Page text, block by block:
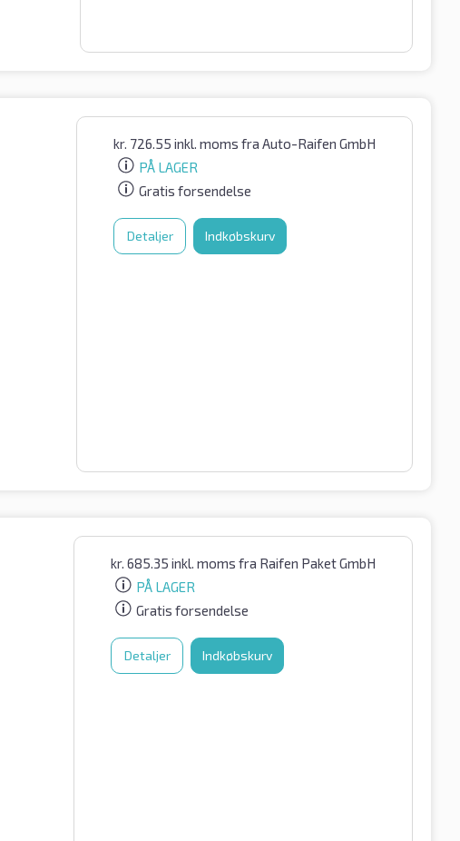
kr. 726.55 inkl. moms fra Auto-Raifen GmbH
PÅ LAGER
Gratis forsendelse
Detaljer Indkøbskurv
kr. 685.35 inkl. moms fra Raifen Paket GmbH
PÅ LAGER
Gratis forsendelse
Detaljer Indkøbskurv